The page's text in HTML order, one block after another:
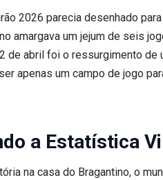
2026 parecia desenhado
amargava um jejum de seis
de abril foi o ressurgimento
apenas um campo de jogo
a Estatística
na casa do Bragantino, o